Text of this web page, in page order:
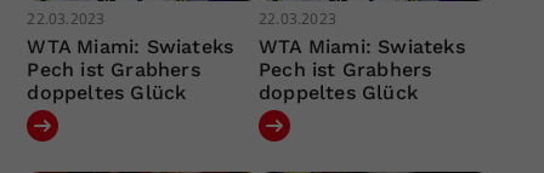
22.03.2023
WTA Miami: Swiateks
Pech ist Grabhers
doppeltes Glück
22.03.2023
WTA Miami: Swiateks
Pech ist Grabhers
doppeltes Glück